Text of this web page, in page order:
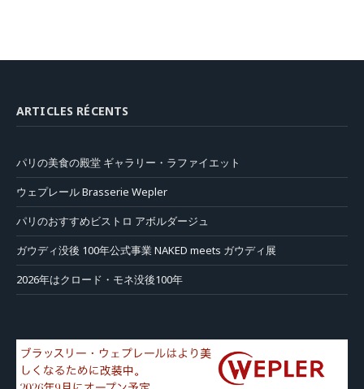
ARTICLES RÉCENTS
パリの美食の殿堂 ギャラリー・ラファイエット
ウェプレール Brasserie Wepler
パリのおすすめビストロ アボルダージュ
ガウディ没後 100年公式事業 NAKED meets ガウディ展
2026年はクロード・モネ没後100年